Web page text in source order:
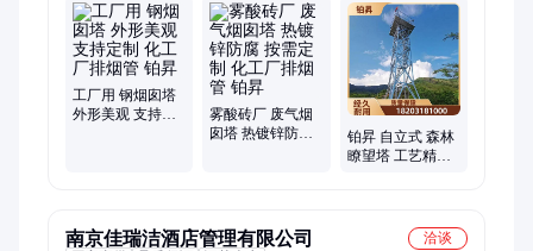
讯塔、快装塔、烟囱塔、信号塔、电视塔、拉线塔、三管塔、美
化塔、钢结构、热镀锌、测风塔、仿生塔、烟筒塔、环保塔、变
电架、训练塔、投光灯塔、瞭望塔
工厂用 钢烟囱塔
外形美观 支持定
雾酸砖厂 废气烟
囱塔 热镀锌防腐
铂昇 自立式 森林
瞭望塔 工艺精细
南京佳瑞洁酒店管理有限公司
洽谈